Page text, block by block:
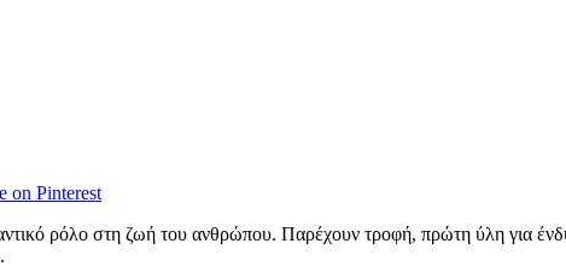
on Pinterest
ρόλο στη ζωή του ανθρώπου. Παρέχουν τροφή, πρώτη ύλη για